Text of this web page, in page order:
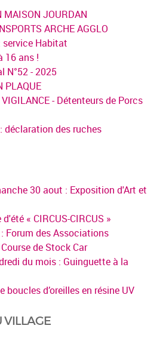
MAISON JOURDAN
ARCHE AGGLO
service Habitat
16 ans !
N°52 - 2025
PLAQUE
- Détenteurs de Porcs
déclaration des ruches
30 aout : Exposition d'Art et
« CIRCUS-CIRCUS »
Forum des Associations
de Stock Car
du mois : Guinguette à la
boucles d’oreilles en résine UV
VILLAGE